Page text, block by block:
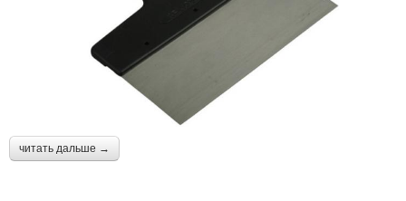
читать дальше →